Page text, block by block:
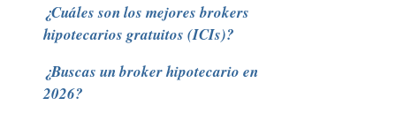
¿Cuáles son los mejores brokers
hipotecarios gratuitos (ICIs)?
¿Buscas un broker hipotecario en
2026?